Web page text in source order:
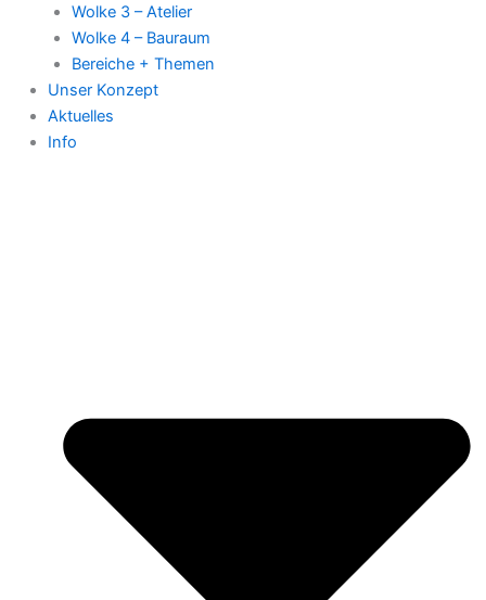
Wolke 3 – Atelier
Wolke 4 – Bauraum
Bereiche + Themen
Unser Konzept
Aktuelles
Info